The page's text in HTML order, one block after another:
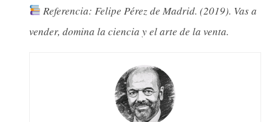
Referencia: Felipe Pérez de Madrid. (2019). Vas a
vender, domina la ciencia y el arte de la venta.